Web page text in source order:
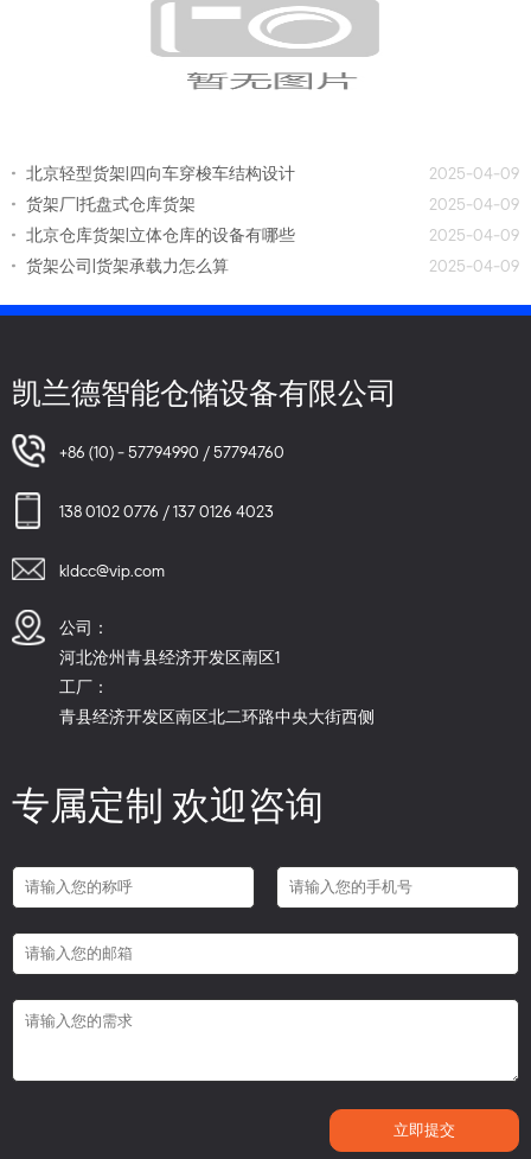
北京轻型货架|四向车穿梭车结构设计
2025-04-09
货架厂|托盘式仓库货架
2025-04-09
北京仓库货架|立体仓库的设备有哪些
2025-04-09
货架公司|货架承载力怎么算
2025-04-09
凯兰德智能仓储设备有限公司
+86 (10) - 57794990 / 57794760
138 0102 0776 / 137 0126 4023
kldcc@vip.com
公司：
河北沧州青县经济开发区南区1
工厂：
青县经济开发区南区北二环路中央大街西侧
专属定制 欢迎咨询